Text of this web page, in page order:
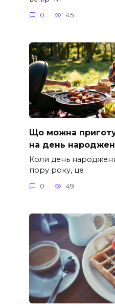
0 45
Що можна
на день
Коли день
пору року, це
0 49